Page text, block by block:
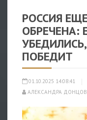
РОССИЯ
ОБРЕЧЕНА:
ПОБЕДИТ
01.10.2025 14:08:41
АЛЕКСАНДРА